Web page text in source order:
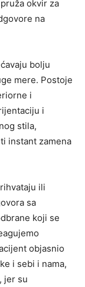
okvir za
na
bolju
mere. Postoje
i
i
stila,
instant zamena
ili
sa
koji se
objasnio
i sebi i nama,
jer su